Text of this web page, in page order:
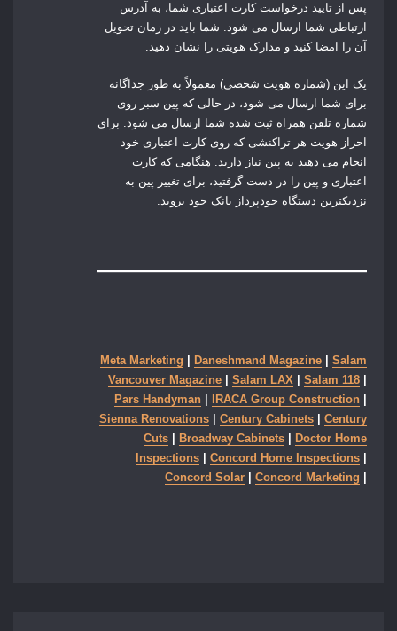
پس از تایید درخواست کارت اعتباری شما، به آدرس
ارتباطی شما ارسال می شود. شما باید در زمان تحویل
آن را امضا کنید و مدارک هویتی را نشان دهید.
یک این (شماره هویت شخصی) معمولاً به طور جداگانه
برای شما ارسال می شود، در حالی که پین ​​سبز روی
شماره تلفن همراه ثبت شده شما ارسال می شود. برای
احراز هویت هر تراکنشی که روی کارت اعتباری خود
انجام می دهید به پین ​​نیاز دارید. هنگامی که کارت
اعتباری و پین را در دست گرفتید، برای تغییر پین به
نزدیکترین دستگاه خودپرداز بانک خود بروید.
Meta Marketing | Daneshmand Magazine |Salam
Vancouver Magazine |Salam LAX |Salam 118 |
Pars Handyman | IRACA Group Construction |
Sienna Renovations |Century Cabinets |Century
Cuts | Broadway Cabinets | Doctor Home
Inspections |Concord Home Inspections |
Concord Solar |Concord Marketing |